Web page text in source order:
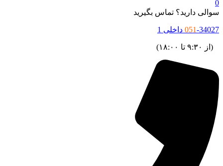
0
سوالی دارید؟ تماس بگیرید
051-34027 داخلی 1
(از ۹:۳۰ تا ۱۸:۰۰)